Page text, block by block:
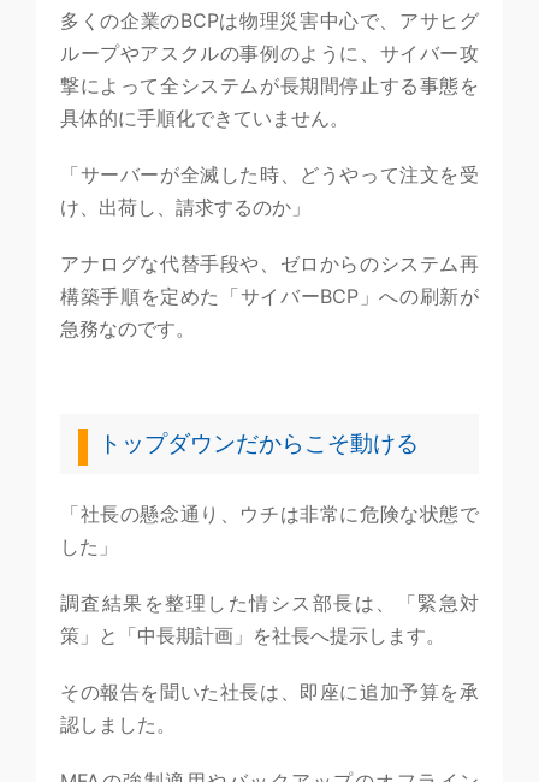
多くの企業のBCPは物理災害中心で、アサヒグ
ループやアスクルの事例のように、サイバー攻
撃によって全システムが長期間停止する事態を
具体的に手順化できていません。
「サーバーが全滅した時、どうやって注文を受
け、出荷し、請求するのか」
アナログな代替手段や、ゼロからのシステム再
構築手順を定めた「サイバーBCP」への刷新が
急務なのです。
トップダウンだからこそ動ける
「社長の懸念通り、ウチは非常に危険な状態で
した」
調査結果を整理した情シス部長は、「緊急対
策」と「中長期計画」を社長へ提示します。
その報告を聞いた社長は、即座に追加予算を承
認しました。